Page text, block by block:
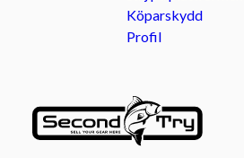
Köparskydd
Profil